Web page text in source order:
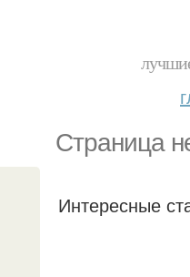
Страница
Интересные